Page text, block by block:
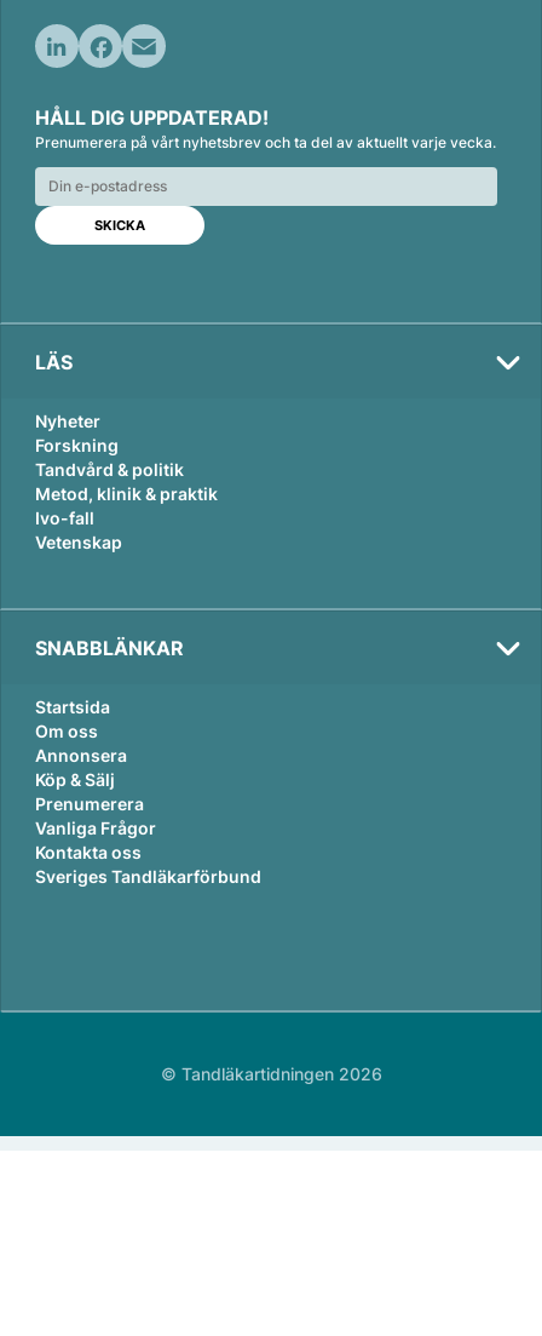
n
k
e
d
n
c
e
b
o
o
k
a
i
l
HÅLL DIG UPPDATERAD!
Prenumerera på vårt nyhetsbrev och ta del av aktuellt varje vecka.
LÄS
Nyheter
Forskning
Tandvård & politik
Metod, klinik & praktik
Ivo-fall
Vetenskap
SNABBLÄNKAR
Startsida
Om oss
Annonsera
Köp & Sälj
Prenumerera
Vanliga Frågor
Kontakta oss
Sveriges Tandläkarförbund
© Tandläkartidningen 2026